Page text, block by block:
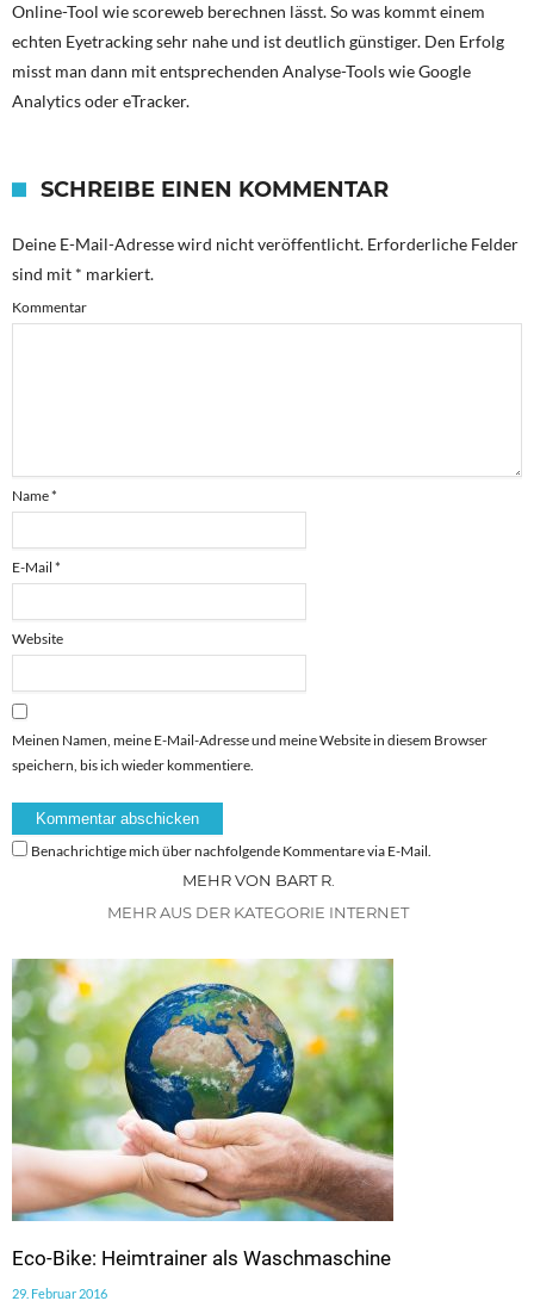
Online-Tool wie scoreweb berechnen lässt. So was kommt einem
echten Eyetracking sehr nahe und ist deutlich günstiger. Den Erfolg
misst man dann mit entsprechenden Analyse-Tools wie Google
Analytics oder eTracker.
SCHREIBE EINEN KOMMENTAR
Deine E-Mail-Adresse wird nicht veröffentlicht. Erforderliche Felder
sind mit * markiert.
Kommentar
Name*
E-Mail *
Website
Meinen Namen, meine E-Mail-Adresse und meine Website in diesem Browser
speichern, bis ich wieder kommentiere.
Benachrichtige mich über nachfolgende Kommentare via E-Mail.
MEHR VON BART R.
MEHR AUS DER KATEGORIE INTERNET
Eco-Bike: Heimtrainer als Waschmaschine
29. Februar 2016